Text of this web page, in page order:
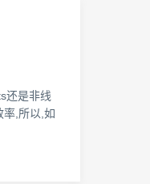
还是非线
率,所以,如